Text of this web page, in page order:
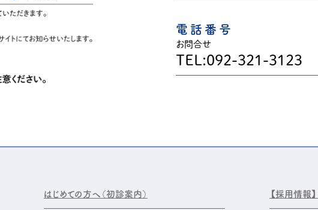
電話番号
お問合せ
TEL:092-321-3123
はじめての方へ（初診案内） 【採用情報】